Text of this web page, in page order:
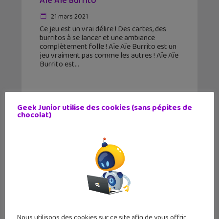
21 mars 2021
Ce jeu est un vrai délire ! Des cartes, des
burritos à se lancer et une ambiance
complètement folle ! Aïe Aïe Burrito est un
jeu vraiment pas comme les autres ! Aïe Aïe
Burrito est
Geek Junior utilise des cookies (sans pépites de
chocolat)